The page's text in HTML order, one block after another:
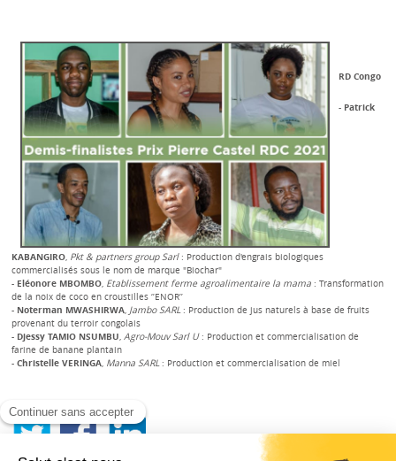
RD Congo
- Patrick
KABANGIRO, Pkt & partners group Sarl: Production d'engrais biologiques
commercialisés sous le nom de marque "Biochar"
- Eléonore MBOMBO, Etablissement ferme agroalimentaire la mama : Transformation
de la noix de coco en croustilles ‘’ENOR’’
- Noterman MWASHIRWA, Jambo SARL: Production de jus naturels à base de fruits
provenant du terroir congolais
- Djessy TAMIO NSUMBU,Agro-Mouv Sarl U: Production et commercialisation de
farine de banane plantain
-Christelle VERINGA, Manna SARL : Production et commercialisation de miel